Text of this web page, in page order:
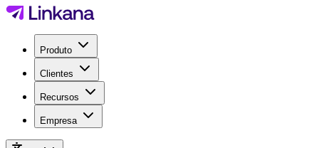
Produto
Clientes
Recursos
Empresa